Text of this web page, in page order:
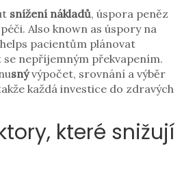
snížení nákladů, úspora peněz
. Also known as úspory na
pacientům plánovat
nepříjemným překvapením.
snývýpočet, srovnání a výběr
každá investice do zdravých
které snižují